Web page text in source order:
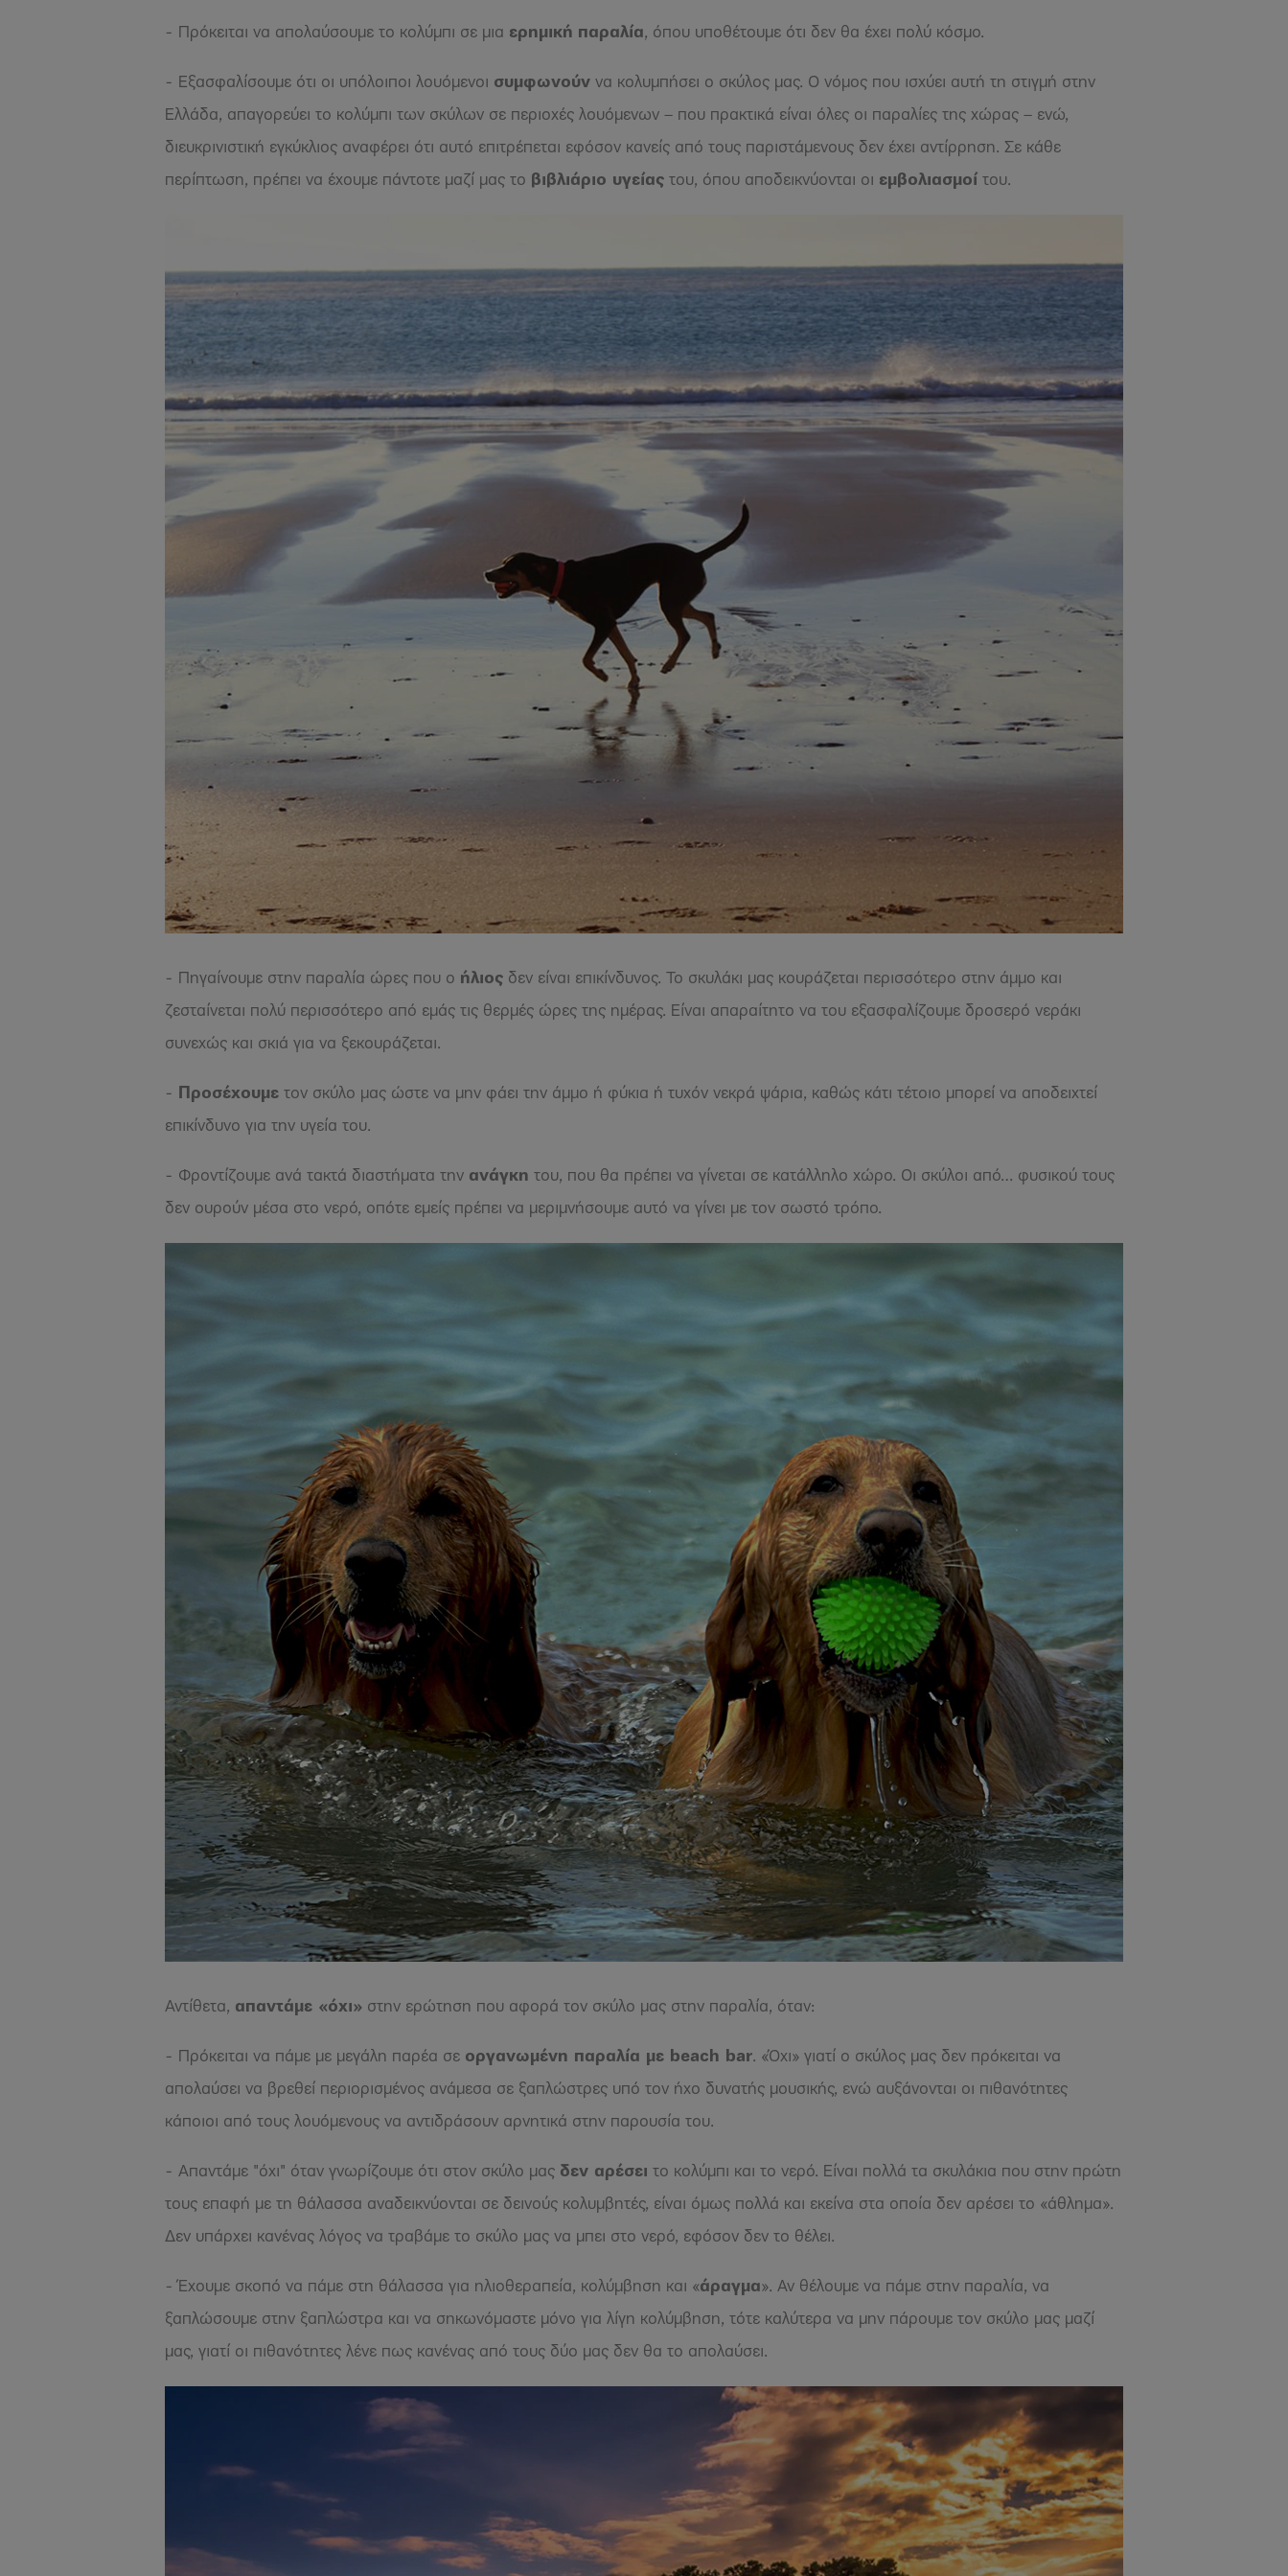
- Πρόκειται να απολαύσουμε το κολύμπι σε μια ερημική παραλία, όπου υποθέτουμε ότι δεν θα έχει πολύ κόσμο.
- Εξασφαλίσουμε ότι οι υπόλοιποι λουόμενοι συμφωνούν να κολυμπήσει ο σκύλος μας. Ο νόμος που ισχύει αυτή τη στιγμή στην
Ελλάδα, απαγορεύει το κολύμπι των σκύλων σε περιοχές λουόμενων – που πρακτικά είναι όλες οι παραλίες της χώρας – ενώ,
διευκρινιστική εγκύκλιος αναφέρει ότι αυτό επιτρέπεται εφόσον κανείς από τους παριστάμενους δεν έχει αντίρρηση. Σε κάθε
περίπτωση, πρέπει να έχουμε πάντοτε μαζί μας το βιβλιάριο υγείας του, όπου αποδεικνύονται οι εμβολιασμοί του.
- Πηγαίνουμε στην παραλία ώρες που ο ήλιος δεν είναι επικίνδυνος. Το σκυλάκι μας κουράζεται περισσότερο στην άμμο και
ζεσταίνεται πολύ περισσότερο από εμάς τις θερμές ώρες της ημέρας. Είναι απαραίτητο να του εξασφαλίζουμε δροσερό νεράκι
συνεχώς και σκιά για να ξεκουράζεται.
- Προσέχουμε τον σκύλο μας ώστε να μην φάει την άμμο ή φύκια ή τυχόν νεκρά ψάρια, καθώς κάτι τέτοιο μπορεί να αποδειχτεί
επικίνδυνο για την υγεία του.
- Φροντίζουμε ανά τακτά διαστήματα την ανάγκη του, που θα πρέπει να γίνεται σε κατάλληλο χώρο. Οι σκύλοι από… φυσικού τους
δεν ουρούν μέσα στο νερό, οπότε εμείς πρέπει να μεριμνήσουμε αυτό να γίνει με τον σωστό τρόπο.
Αντίθετα, απαντάμε «όχι» στην ερώτηση που αφορά τον σκύλο μας στην παραλία, όταν:
- Πρόκειται να πάμε με μεγάλη παρέα σε οργανωμένη παραλία με beach bar. «Όχι» γιατί ο σκύλος μας δεν πρόκειται να
απολαύσει να βρεθεί περιορισμένος ανάμεσα σε ξαπλώστρες υπό τον ήχο δυνατής μουσικής, ενώ αυξάνονται οι πιθανότητες
κάποιοι από τους λουόμενους να αντιδράσουν αρνητικά στην παρουσία του.
- Απαντάμε "όχι" όταν γνωρίζουμε ότι στον σκύλο μας δεν αρέσει το κολύμπι και το νερό. Είναι πολλά τα σκυλάκια που στην πρώτη
τους επαφή με τη θάλασσα αναδεικνύονται σε δεινούς κολυμβητές, είναι όμως πολλά και εκείνα στα οποία δεν αρέσει το «άθλημα».
Δεν υπάρχει κανένας λόγος να τραβάμε το σκύλο μας να μπει στο νερό, εφόσον δεν το θέλει.
- Έχουμε σκοπό να πάμε στη θάλασσα για ηλιοθεραπεία, κολύμβηση και «άραγμα». Αν θέλουμε να πάμε στην παραλία, να
ξαπλώσουμε στην ξαπλώστρα και να σηκωνόμαστε μόνο για λίγη κολύμβηση, τότε καλύτερα να μην πάρουμε τον σκύλο μας μαζί
μας, γιατί οι πιθανότητες λένε πως κανένας από τους δύο μας δεν θα το απολαύσει.